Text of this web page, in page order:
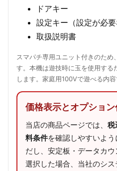
ドアキー
設定キー（設定が必要
取扱説明書
スマパチ専用ユニット付きのた
す。本機は遊技時に玉を使用する
します。家庭用100Vで遊べる内容
価格表示とオプショ
当店の商品ページでは、 税
料条件を確認しやすいよ
だし、安定板・データカ
選択した場合、当社のシ